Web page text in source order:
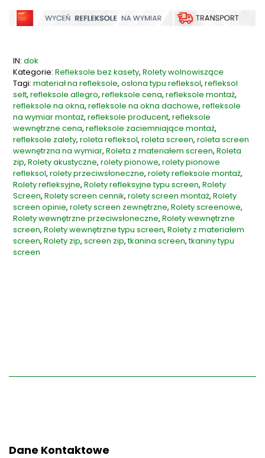
IN:dok
Kategorie:Refleksole bez kasety,Rolety wolnowiszące
Tagi:materiał na refleksole,osłona typu refleksol,refleksol
selt,refleksole allegro,refleksole cena,refleksole montaż,
refleksole na okna,refleksole na okna dachowe,refleksole
na wymiar montaż,refleksole producent,refleksole
wewnętrzne cena,refleksole zaciemniające montaż,
refleksole zalety,roleta refleksol,roleta screen,roleta screen
wewnętrzna na wymiar,Roleta z materiałem screen,Roleta
zip,Rolety akustyczne,rolety pionowe,rolety pionowe
refleksol,rolety przeciwsłoneczne,rolety refleksole montaż,
Rolety refleksyjne,Rolety refleksyjne typu screen,Rolety
Screen,Rolety screen cennik,rolety screen montaż,Rolety
screen opinie,rolety screen zewnętrzne,Rolety screenowe,
Rolety wewnętrzne przeciwsłoneczne,Rolety wewnętrzne
screen,Rolety wewnętrzne typu screen,Rolety z materiałem
screen,Rolety zip,screen zip,tkanina screen,tkaniny typu
screen
Dane Kontaktowe